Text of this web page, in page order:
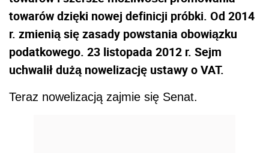
towarów dzięki nowej definicji próbki. Od 2014
r. zmienią się zasady powstania obowiązku
podatkowego. 23 listopada 2012 r. Sejm
uchwalił dużą nowelizację ustawy o VAT.
Teraz nowelizacją zajmie się Senat.